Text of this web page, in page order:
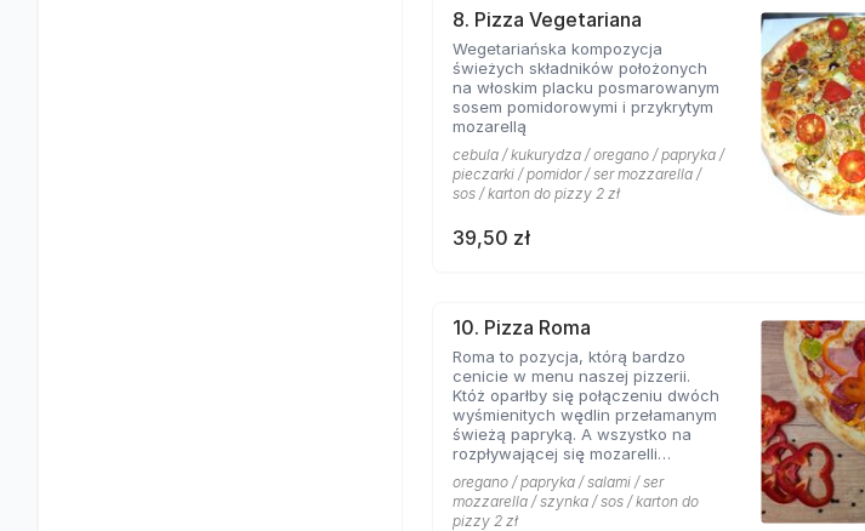
8. Pizza Vegetariana
Wegetariańska kompozycja
świeżych składników położonych
na włoskim placku posmarowanym
sosem pomidorowymi i przykrytym
mozarellą
cebula / kukurydza / oregano / papryka /
pieczarki / pomidor / ser mozzarella /
sos / karton do pizzy 2 zł
39,50 zł
10. Pizza Roma
Roma to pozycja, którą bardzo
cenicie w menu naszej pizzerii.
Któż oparłby się połączeniu dwóch
wyśmienitych wędlin przełamanym
świeżą papryką. A wszystko na
rozpływającej się mozarelli
posypanej oregano.
oregano / papryka / salami / ser
mozzarella / szynka / sos / karton do
pizzy 2 zł